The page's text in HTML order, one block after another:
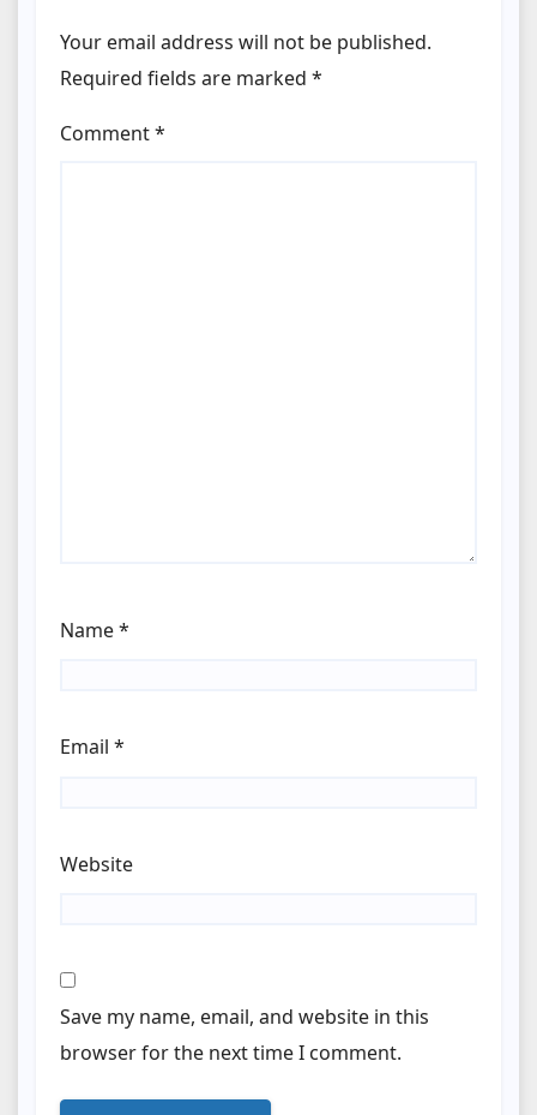
Your email address will not be published.
Required fields are marked *
Comment*
Name*
Email *
Website
Save my name, email, and website in this
browser for the next time I comment.